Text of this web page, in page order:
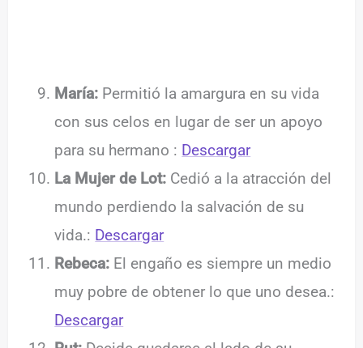
María: Permitió la amargura en su vida
con sus celos en lugar de ser un apoyo
para su hermano : Descargar
La Mujer de Lot: Cedió a la atracción del
mundo perdiendo la salvación de su
vida.: Descargar
Rebeca: El engaño es siempre un medio
muy pobre de obtener lo que uno desea.:
Descargar